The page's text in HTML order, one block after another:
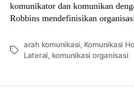
komunikator dan komunikan
Robbins mendefinisikan
Tags
arah komunikasi, Komunikasi
Lateral, komunikasi organisasi